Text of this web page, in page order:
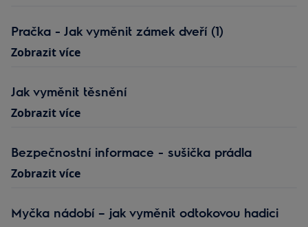
Pračka - Jak vyměnit zámek dveří (1)
Zobrazit více
Jak vyměnit těsnění
Zobrazit více
Bezpečnostní informace - sušička prádla
Zobrazit více
Myčka nádobí – jak vyměnit odtokovou hadici